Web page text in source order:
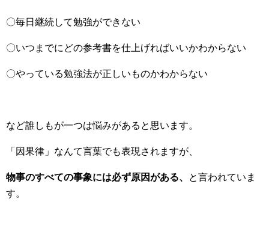
〇毎日継続して勉強ができない
〇いつまでにどの参考書を仕上げればいいかわからない
〇やっている勉強法が正しいものかわからない
など誰しもが一つは悩みがあると思います。
「因果律」なんて言葉でも表現されますが、
物事のすべての事象には必ず原因がある、
と言われていま
す。